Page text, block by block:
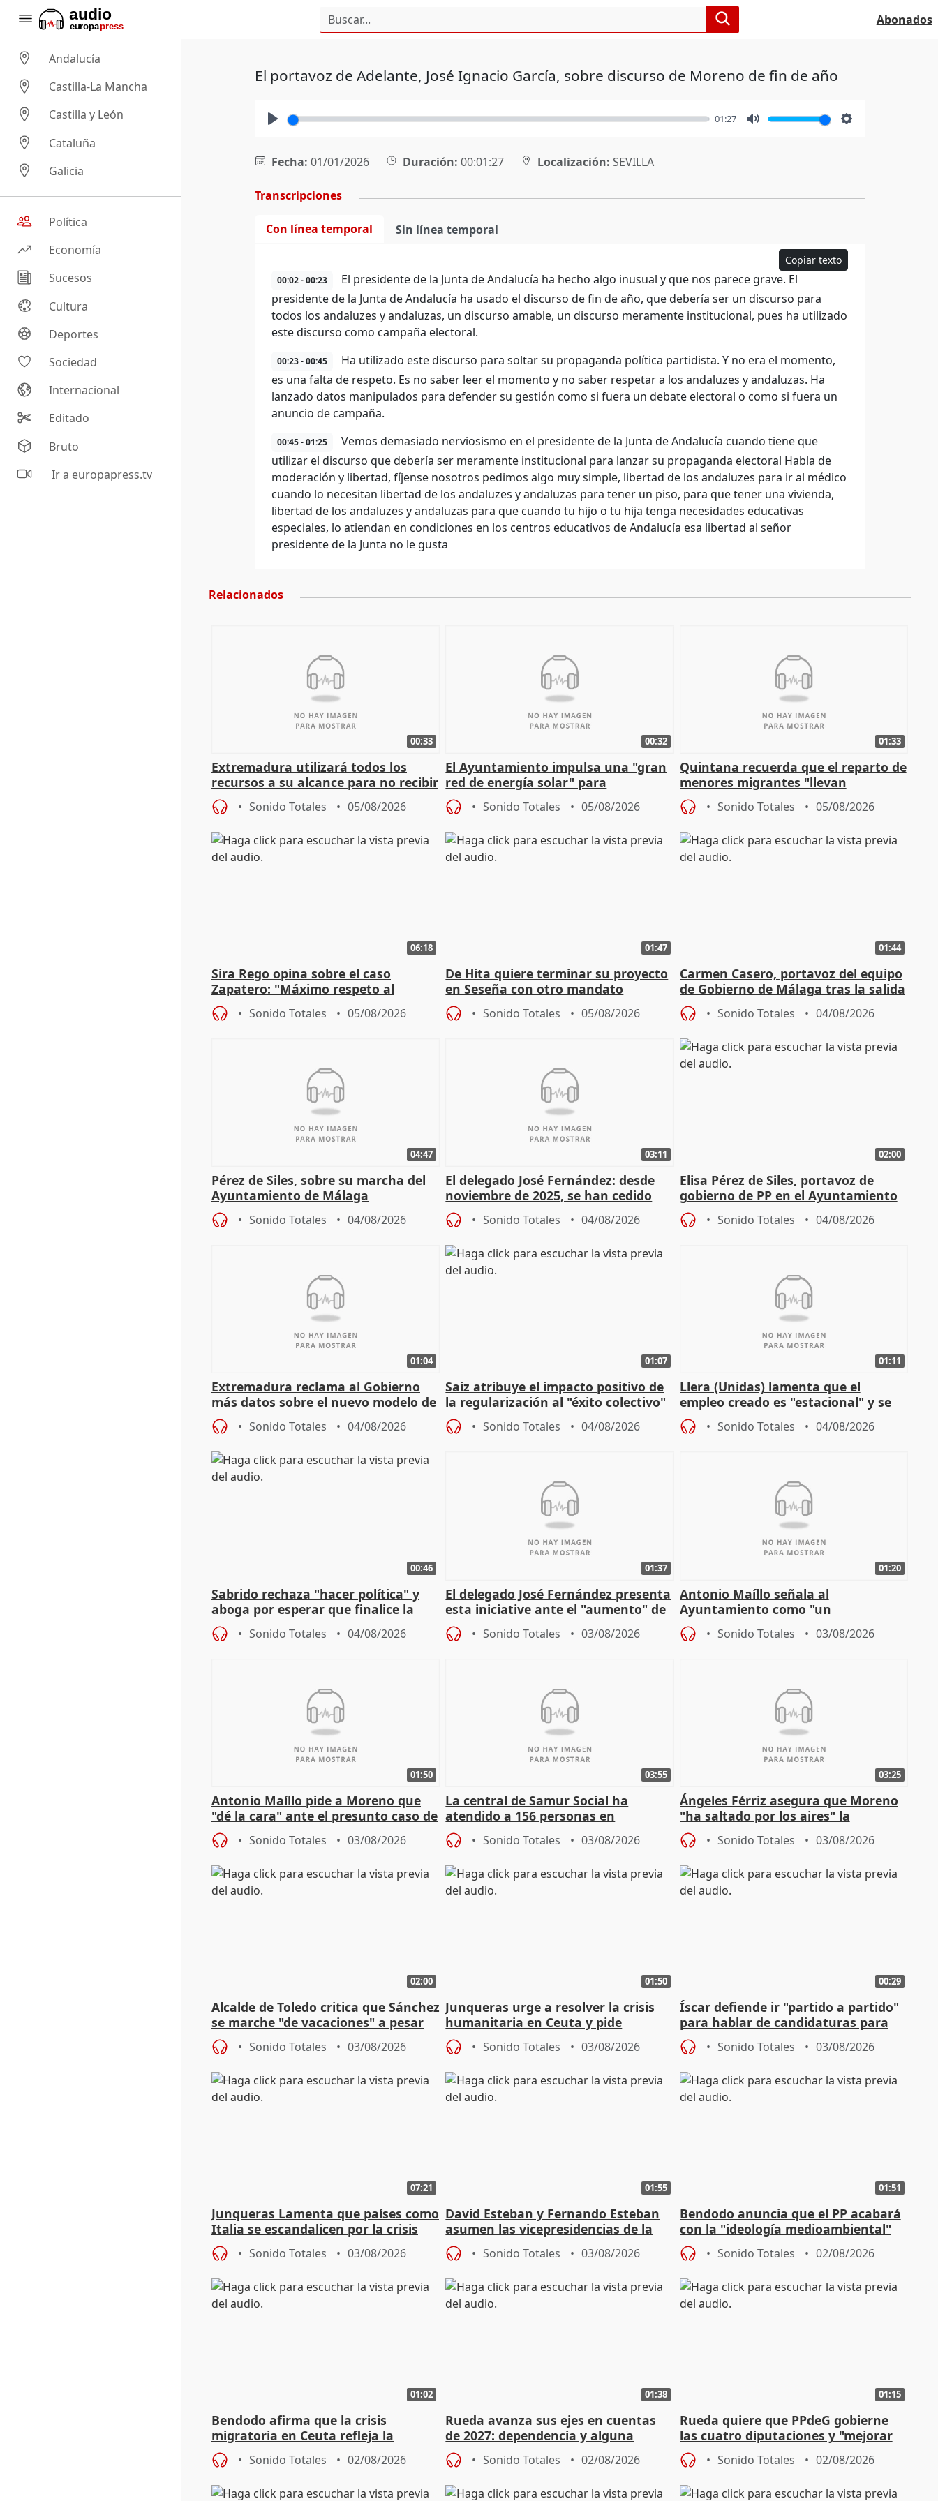
Abonados
Andalucía
Castilla-La Mancha
Castilla y León
Cataluña
Galicia
Política
Economía
Sucesos
Cultura
Deportes
Sociedad
Internacional
Editado
Bruto
Ir a europapress.tv
El portavoz de Adelante, José Ignacio García, sobre discurso de Moreno de fin de año
01:27
Fecha: 01/01/2026 Duración: 00:01:27 Localización: SEVILLA
Transcripciones
Con línea temporal Sin línea temporal
Copiar texto
00:02 - 00:23
El presidente de la Junta de Andalucía ha hecho algo inusual y que nos parece grave. El
presidente de la Junta de Andalucía ha usado el discurso de fin de año, que debería ser un discurso para
todos los andaluzes y andaluzas, un discurso amable, un discurso meramente institucional, pues ha utilizado
este discurso como campaña electoral.
00:23 - 00:45
Ha utilizado este discurso para soltar su propaganda política partidista. Y no era el momento,
es una falta de respeto. Es no saber leer el momento y no saber respetar a los andaluzes y andaluzas. Ha
lanzado datos manipulados para defender su gestión como si fuera un debate electoral o como si fuera un
anuncio de campaña.
00:45 - 01:25
Vemos demasiado nerviosismo en el presidente de la Junta de Andalucía cuando tiene que
utilizar el discurso que debería ser meramente institucional para lanzar su propaganda electoral Habla de
moderación y libertad, fíjense nosotros pedimos algo muy simple, libertad de los andaluzes para ir al médico
cuando lo necesitan libertad de los andaluzes y andaluzas para tener un piso, para que tener una vivienda,
libertad de los andaluzes y andaluzas para que cuando tu hijo o tu hija tenga necesidades educativas
especiales, lo atiendan en condiciones en los centros educativos de Andalucía esa libertad al señor
presidente de la Junta no le gusta
Relacionados
00:33
Extremadura utilizará todos los
recursos a su alcance para no recibir
más menores migrantes
Sonido Totales 05/08/2026
00:32
El Ayuntamiento impulsa una "gran
red de energía solar" para
autoconsumo
Sonido Totales 05/08/2026
01:33
Quintana recuerda que el reparto de
menores migrantes "llevan
aportación del Gobierno" central
Sonido Totales 05/08/2026
06:18
Sira Rego opina sobre el caso
Zapatero: "Máximo respeto al
proceso judicial"
Sonido Totales 05/08/2026
01:47
De Hita quiere terminar su proyecto
en Seseña con otro mandato
Sonido Totales 05/08/2026
01:44
Carmen Casero, portavoz del equipo
de Gobierno de Málaga tras la salida
de Pérez de Siles
Sonido Totales 04/08/2026
04:47
Pérez de Siles, sobre su marcha del
Ayuntamiento de Málaga
Sonido Totales 04/08/2026
03:11
El delegado José Fernández: desde
noviembre de 2025, se han cedido
9.810 ayudas por nacimiento
Sonido Totales 04/08/2026
02:00
Elisa Pérez de Siles, portavoz de
gobierno de PP en el Ayuntamiento
de Málaga, deja la política
Sonido Totales 04/08/2026
01:04
Extremadura reclama al Gobierno
más datos sobre el nuevo modelo de
financiación
Sonido Totales 04/08/2026
01:07
Saiz atribuye el impacto positivo de
la regularización al "éxito colectivo"
del Gobierno
Sonido Totales 04/08/2026
01:11
Llera (Unidas) lamenta que el
empleo creado es "estacional" y se
"esfumará" al acabar el verano
Sonido Totales 04/08/2026
00:46
Sabrido rechaza "hacer política" y
aboga por esperar que finalice la
investigación del incendio
Sonido Totales 04/08/2026
01:37
El delegado José Fernández presenta
esta iniciative ante el "aumento" de
personas sin hogar en Madri
Sonido Totales 03/08/2026
01:20
Antonio Maíllo señala al
Ayuntamiento como "un
especulador más" sobre viviendas de
Jiménez Becerril
Sonido Totales 03/08/2026
01:50
Antonio Maíllo pide a Moreno que
"dé la cara" ante el presunto caso de
acoso del CEO de ADM
Sonido Totales 03/08/2026
03:55
La central de Samur Social ha
atendido a 156 personas en
situación de calle durante Campaña
de CalorSonido Totales 03/08/2026
03:25
Ángeles Férriz asegura que Moreno
"ha saltado por los aires" la
negociación tras acuerdo con SMA
Sonido Totales 03/08/2026
02:00
Alcalde de Toledo critica que Sánchez
se marche "de vacaciones" a pesar
de la crisis migratoria
Sonido Totales 03/08/2026
01:50
Junqueras urge a resolver la crisis
humanitaria en Ceuta y pide
responsabilidad a la UE
Sonido Totales 03/08/2026
00:29
Íscar defiende ir "partido a partido"
para hablar de candidaturas para
2027
Sonido Totales 03/08/2026
07:21
Junqueras Lamenta que países como
Italia se escandalicen por la crisis
migratoria
Sonido Totales 03/08/2026
01:55
David Esteban y Fernando Esteban
asumen las vicepresidencias de la
Diputación de Valladolid
Sonido Totales 03/08/2026
01:51
Bendodo anuncia que el PP acabará
con la "ideología medioambiental"
para regenerar las playas
Sonido Totales 02/08/2026
01:02
Bendodo afirma que la crisis
migratoria en Ceuta refleja la
"extrema debilidad" del Gobierno
Sonido Totales 02/08/2026
01:38
Rueda avanza sus ejes en cuentas
de 2027: dependencia y alguna
rebaja fiscal más en vivienda
Sonido Totales 02/08/2026
01:15
Rueda quiere que PPdeG gobierne
las cuatro diputaciones y "mejorar
en concejales" en ciudades
Sonido Totales 02/08/2026